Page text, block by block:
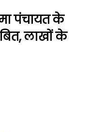
पंचायत के
लाखों के